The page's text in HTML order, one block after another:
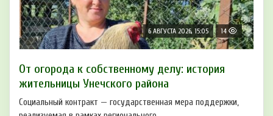
6 АВГУСТА 2026, 15:05 14
От огорода к собственному делу: история
жительницы Унечского района
Социальный контракт — государственная мера поддержки,